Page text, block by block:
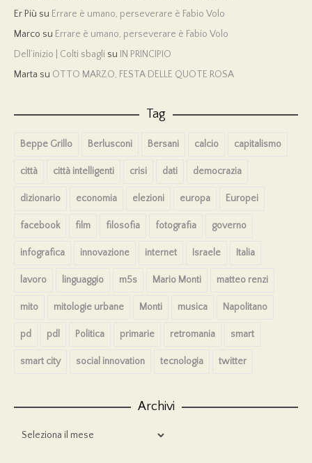
Er Più su Errare è umano, perseverare è Fabio Volo
Marco su Errare è umano, perseverare è Fabio Volo
Dell’inizio | Colti sbagli su IN PRINCIPIO
Marta su OTTO MARZO, FESTA DELLE QUOTE ROSA
Tag
Beppe Grillo Berlusconi Bersani calcio capitalismo
città città intelligenti crisi dati democrazia
dizionario economia elezioni europa Europei
facebook film filosofia fotografia governo
infografica innovazione internet Israele Italia
lavoro linguaggio m5s Mario Monti matteo renzi
mito mitologie urbane Monti musica Napolitano
pd pdl Politica primarie retromania smart
smart city social innovation tecnologia twitter
Archivi
Archivi